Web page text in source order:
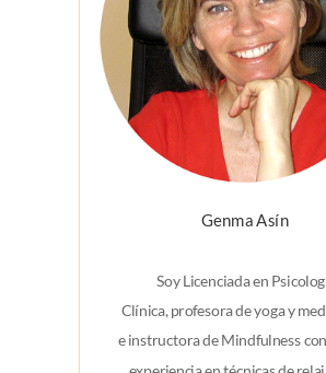
Genma Asín
Soy Licenciada en
Clínica, profesora de yoga y
einstructora de Mindfulness